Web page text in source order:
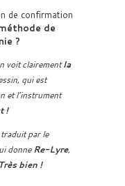
de confirmation
de
?
voit clairementla
qui est
et l’instrument
!
traduit par le
donneRe-Lyre,
bien !